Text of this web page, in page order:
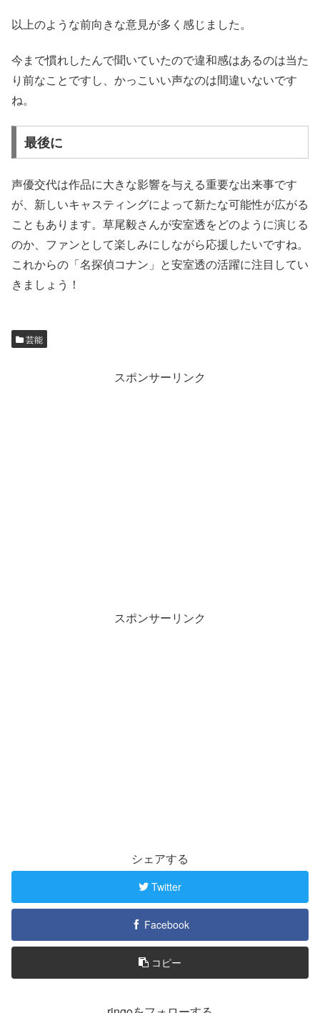
以上のような前向きな意見が多く感じました。
今まで慣れしたんで聞いていたので違和感はあるのは当た
り前なことですし、かっこいい声なのは間違いないです
ね。
最後に
声優交代は作品に大きな影響を与える重要な出来事です
が、新しいキャスティングによって新たな可能性が広がる
こともあります。草尾毅さんが安室透をどのように演じる
のか、ファンとして楽しみにしながら応援したいですね。
これからの「名探偵コナン」と安室透の活躍に注目してい
きましょう！
芸能
スポンサーリンク
スポンサーリンク
シェアする
Twitter
Facebook
コピー